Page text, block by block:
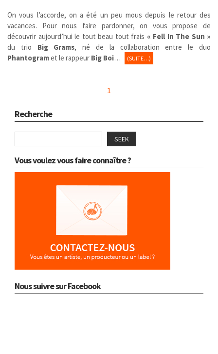
On vous l’accorde, on a été un peu mous depuis le retour des
vacances. Pour nous faire pardonner, on vous propose de
découvrir aujourd’hui le tout beau tout frais « Fell In The Sun »
du trio Big Grams, né de la collaboration entre le duo
Phantogramet le rappeur Big Boi… (SUITE…)
1
Recherche
SEEK
Vous voulez vous faire connaître ?
Nous suivre sur Facebook